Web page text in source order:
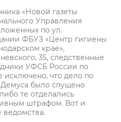
«Новой газеты
Управления
по ул.
ФБУЗ «Центр гигиены
крае»,
35, следственные
УФСБ России по
что дело по
было спущено
те отделались
штрафом. Вот и